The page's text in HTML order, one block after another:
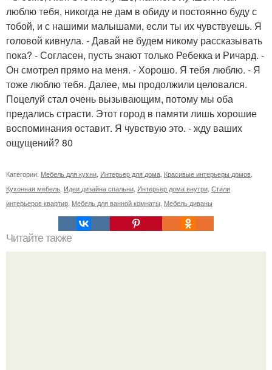
люблю тебя, никогда не дам в обиду и постоянно буду с
тобой, и с нашими малышами, если ты их чувствуешь. Я
головой кивнула. - Давай не будем никому рассказывать
пока? - Согласен, пусть знают только Ребекка и Ричард. -
Он смотрел прямо на меня. - Хорошо. Я тебя люблю. - Я
тоже люблю тебя. Далее, мы продолжили целовался.
Поцелуй стал очень вызывающим, потому мы оба
предались страсти. Этот город в памяти лишь хорошие
воспоминания оставит. Я чувствую это. - жду ваших
ощущений? 80
Категории: Мебель для кухни, Интерьер для дома, Красивые интерьеры домов,
Кухонная мебель, Идеи дизайна спальни, Интерьер дома внутри, Стили
интерьеров квартир, Мебель для ванной комнаты, Мебель диваны
Читайте также